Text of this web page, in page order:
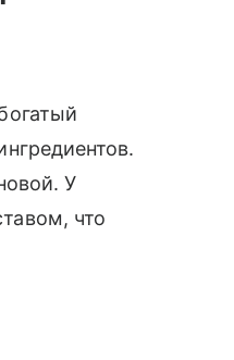
У
что